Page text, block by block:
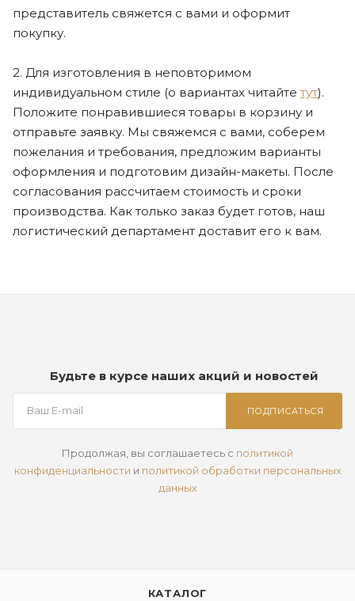
представитель свяжется с вами и оформит
покупку.
2. Для изготовления в неповторимом
индивидуальном стиле (о вариантах читайте тут).
Положите понравившиеся товары в корзину и
отправьте заявку. Мы свяжемся с вами, соберем
пожелания и требования, предложим варианты
оформления и подготовим дизайн-макеты. После
согласования рассчитаем стоимость и сроки
производства. Как только заказ будет готов, наш
логистический департамент доставит его к вам.
Будьте в курсе наших акций и новостей
ПОДПИСАТЬСЯ
Продолжая, вы соглашаетесь с политикой
конфиденциальности и политикой обработки персональных
данных
КАТАЛОГ